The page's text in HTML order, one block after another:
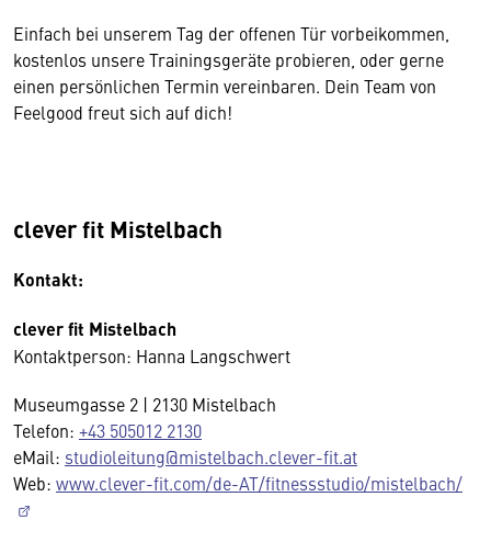
Einfach bei unserem Tag der offenen Tür vorbeikommen,
kostenlos unsere Trainingsgeräte probieren, oder gerne
einen persönlichen Termin vereinbaren. Dein Team von
Feelgood freut sich auf dich!
clever fit Mistelbach
Kontakt:
clever fit Mistelbach
Kontaktperson: Hanna Langschwert
Museumgasse 2 | 2130 Mistelbach
Telefon: +43 505012 2130
eMail: studioleitung@mistelbach.clever-fit.at
Web: www.clever-fit.com/de-AT/fitnessstudio/mistelbach/